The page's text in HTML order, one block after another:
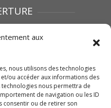
aux
nous utilisons des technologies
ou accéder aux informations des
nous permettra de
de navigation ou les ID
consentir ou de retirer son
FACEBOOK